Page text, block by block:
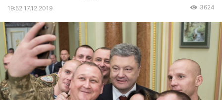
19:52 17.12.2019 3624